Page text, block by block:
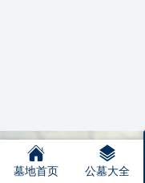
墓地首页 公墓大全